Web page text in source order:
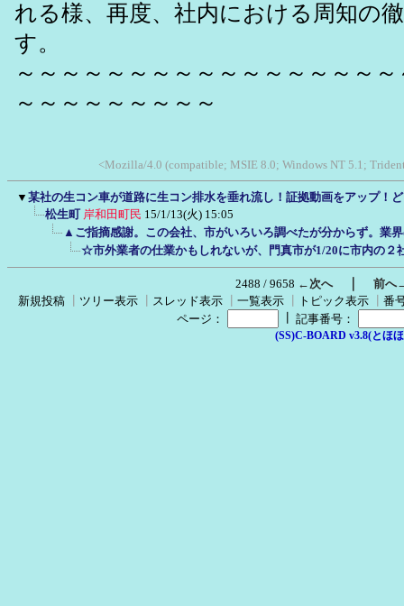
れる様、再度、社内における周知の
す。
～～～～～～～～～～～～～～～～
～～～～～～～～～
<Mozilla/4.0 (compatible; MSIE 8.0; Windows NT 5.1;
▼ 某社の生コン車が道路に生コン排水を垂れ流し！証拠動画をアップ！
松生町 岸和田町民 15/1/13(火) 15:05
▲ご指摘感謝。この会社、市がいろいろ調べたが分からず。業
☆市外業者の仕業かもしれないが、門真市が1/20に市内の２
2488 / 9658 ←次へ｜ 前へ
新規投稿
ツリー表示 スレッド表示 一覧表示 トピック表示
番
ページ：
記事番号：
(SS)C-BOARD v3.8(とほ